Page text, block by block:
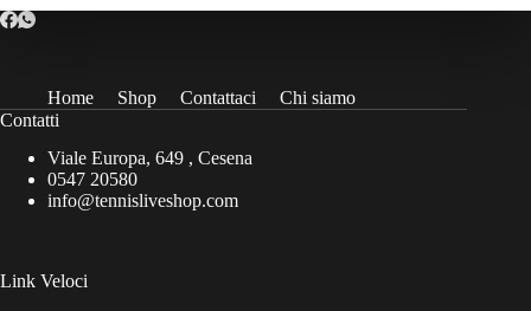
Home Shop Contattaci
Chi siamo
Contatti
Viale Europa, 649 , Cesena
0547 20580
info@tennisliveshop.com
Link Veloci